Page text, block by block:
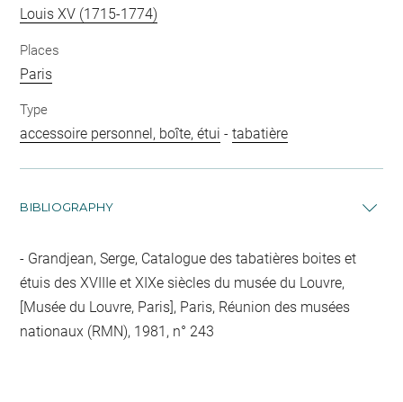
Louis XV (1715-1774)
Places
Paris
Type
accessoire personnel, boîte, étui -tabatière
BIBLIOGRAPHY
Grandjean, Serge, Catalogue des tabatières boites et
étuis des XVIIIe et XIXe siècles du musée du Louvre,
[Musée du Louvre, Paris], Paris, Réunion des musées
nationaux (RMN), 1981, n° 243